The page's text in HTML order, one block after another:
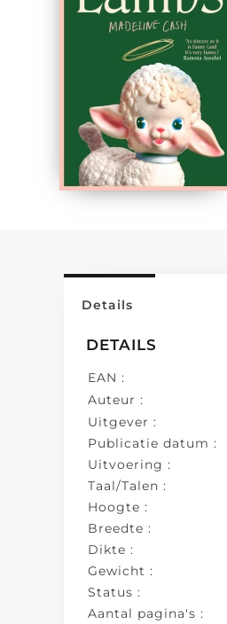
Details
DETAILS
EAN :
Auteur :
Uitgever :
Publicatie datum :
Uitvoering :
Taal/Talen :
Hoogte :
Breedte :
Dikte :
Gewicht :
Status :
Aantal pagina's :